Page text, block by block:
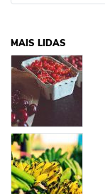
MAIS LIDAS